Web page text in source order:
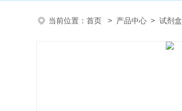
当前位置： 首页 > 产品中心 > 试剂盒